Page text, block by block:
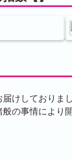
けしておりま
の事情により